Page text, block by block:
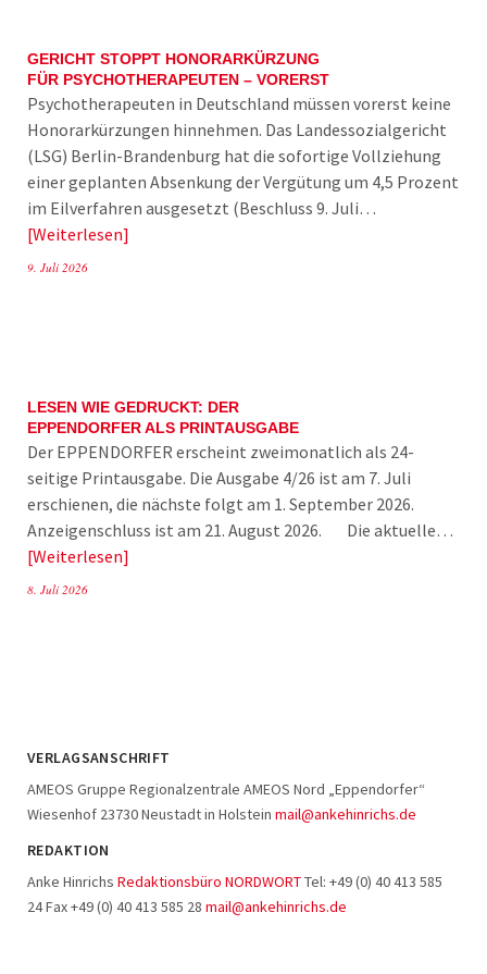
GERICHT STOPPT HONORARKÜRZUNG
FÜR PSYCHOTHERAPEUTEN – VORERST
Psychotherapeuten in Deutschland müssen vorerst keine
Honorarkürzungen hinnehmen. Das Landessozialgericht
(LSG) Berlin-Brandenburg hat die sofortige Vollziehung
einer geplanten Absenkung der Vergütung um 4,5 Prozent
im Eilverfahren ausgesetzt (Beschluss 9. Juli…
Weiterlesen
9. Juli 2026
LESEN WIE GEDRUCKT: DER
EPPENDORFER ALS PRINTAUSGABE
Der EPPENDORFER erscheint zweimonatlich als 24-
seitige Printausgabe. Die Ausgabe 4/26 ist am 7. Juli
erschienen, die nächste folgt am 1. September 2026.
Anzeigenschluss ist am 21. August 2026. Die aktuelle…
Weiterlesen
8. Juli 2026
VERLAGSANSCHRIFT
AMEOS Gruppe Regionalzentrale AMEOS Nord „Eppendorfer“
Wiesenhof 23730 Neustadt in Holstein mail@ankehinrichs.de
REDAKTION
Anke Hinrichs Redaktionsbüro NORDWORTTel: +49 (0) 40 413 585
24 Fax +49 (0) 40 413 585 28 mail@ankehinrichs.de